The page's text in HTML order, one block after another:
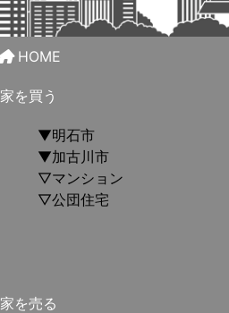
HOME
家を買う
▼明石市
▼加古川市
▽マンション
▽公団住宅
家を売る